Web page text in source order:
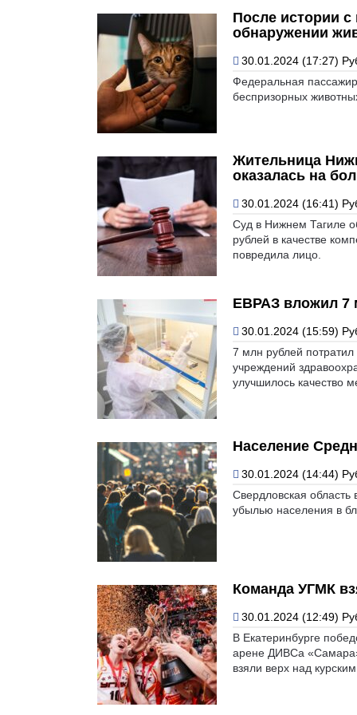
После истории
обнаружении
30.01.2024 (17:27)
Федеральная
беспризорных
Жительница
оказалась на
30.01.2024 (16:41)
Суд в Нижнем Тагиле
рублей в качестве
повредила лицо.
ЕВРАЗ вложил 7
30.01.2024 (15:59)
7 млн рублей
учреждений
улучшилось качество
Население
30.01.2024 (14:44)
Свердловская
убылью населения в
Команда УГМК
30.01.2024 (12:49)
В Екатеринбурге
арене ДИВСа
взяли верх над